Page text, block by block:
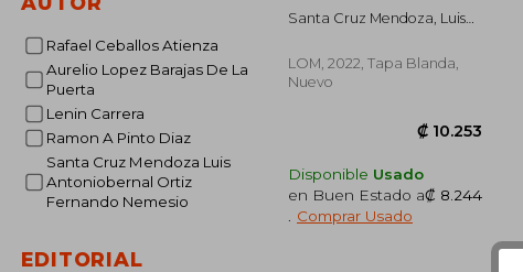
Rafael Ceballos Atienza
Aurelio Lopez Barajas De La
Puerta
Lenin Carrera
Ramon A Pinto Diaz
Santa Cruz Mendoza Luis
Antoniobernal Ortiz
Fernando Nemesio
EDITORIAL
Santa Cruz Mendoza, Luis
Fernando Nemesio
LOM, 2022, Tapa Blanda,
Nuevo
Disponible Usado
en Buen Estado a₡ 8.244
Comprar Usado